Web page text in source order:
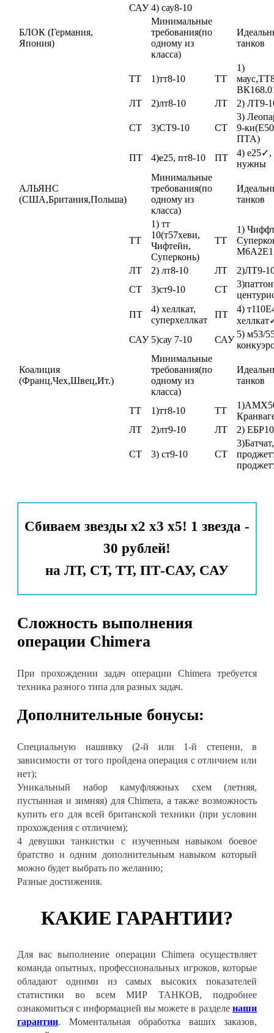
САУ 4) сау8-10
БЛОК (Германия,
Япония)
Минимальные
требования(по
одному из
класса)
танков
ТТ 1)тт8-10 ТТ
1)
ЛТ
2)лт8-10 ЛТ 2) ЛТ9-
СТ 3)СТ9-10 СТ
3)
9-
ПТА)
ПТ
4)е25, пт8-10 ПТ
4) е25✓,
нужны
АЛЬЯНС
(США,Британия,Польша)
Минимальные
требования(по
одному из
класса)
танков
ТТ
1) тт
10(т57хеви,
Чифтейн,
Суперконь)
ТТ
1)
М6А2Е1
ЛТ
2) лт8-10 ЛТ
2)ЛТ9-
СТ
3)ст9-10 СТ
ПТ
4) хеллкат,
суперхеллкат
ПТ
4)
САУ 5)сау 7-10 САУ
5) м53/
Коалиция
(Франц,Чех,Швец,Ит.)
Минимальные
требования(по
одному из
класса)
танков
ТТ 1)тт8-10 ТТ
ЛТ
2)лт9-10 ЛТ 2)
СТ 3) ст9-10 СТ
Сбиваем звезды х2 х3 х5! 1 звезда -
30 рублей!
на ЛТ, СТ, ТТ, ПТ-САУ, САУ
Сложность выполнения
операции Chimera
При прохождении задач операции Chimera требуется
техника разного типа для разных задач.
Дополнительные бонусы:
Специальную нашивку (2-й или 1-й степени, в
зависимости от того пройдена операция с отличием или
нет);
Уникальный набор камуфляжных схем (летняя,
пустынная и зимняя) для Chimera, а также возможность
купить его для всей британской техники (при условии
прохождения с отличием);
4 девушки танкистки с изученным навыком боевое
братство и одним дополнительным навыком который
можно будет выбрать по желанию;
Разные достижения.
КАКИЕ ГАРАНТИИ?
Для вас выполнение операции Chimera осуществляет
команда опытных, профессиональных игроков, которые
обладают одними из самых высоких показателей
статистики во всем МИР ТАНКОВ, подробнее
ознакомиться с информацией вы можете в разделе наши
гарантии. Моментальная обработка ваших заказов,